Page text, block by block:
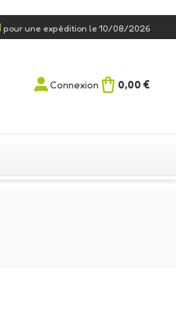
pour une expédition le 10/08/2026
Connexion 0,00 €